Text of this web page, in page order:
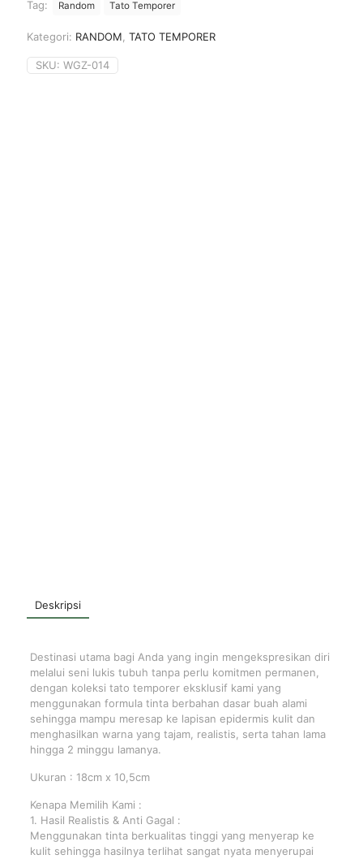
Deskripsi
Destinasi utama bagi Anda yang ingin mengekspresikan diri
melalui seni lukis tubuh tanpa perlu komitmen permanen,
dengan koleksi tato temporer eksklusif kami yang
menggunakan formula tinta berbahan dasar buah alami
sehingga mampu meresap ke lapisan epidermis kulit dan
menghasilkan warna yang tajam, realistis, serta tahan lama
hingga 2 minggu lamanya.
Ukuran : 18cm x 10,5cm
Kenapa Memilih Kami :
1. Hasil Realistis & Anti Gagal :
Menggunakan tinta berkualitas tinggi yang menyerap ke
kulit sehingga hasilnya terlihat sangat nyata menyerupai
Tag: Random Tato Temporer
Kategori: RANDOM TATO TEMPORER
SKU: WGZ-014